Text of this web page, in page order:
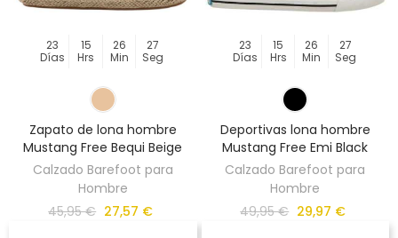
23
Días
15
Hrs
26
Min
27
Seg
Zapato de lona hombre
Mustang Free Bequi Beige
Calzado Barefoot para
Hombre
45,95 € 27,57 €
23
Días
15
Hrs
26
Min
27
Seg
Deportivas lona hombre
Mustang Free Emi Black
Calzado Barefoot para
Hombre
49,95 € 29,97 €